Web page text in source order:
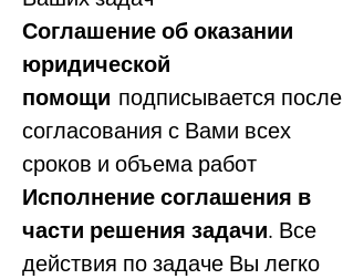
Соглашение об оказании
юридической
помощи подписывается после
согласования с Вами всех
сроков и объема работ
Исполнение соглашения в
части решения задачи. Все
действия по задаче Вы легко